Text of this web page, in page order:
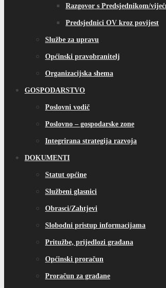
Razgovor s Predsjednikom/
Predsjednici OV kroz povijest
Službe za upravu
Općinski pravobranitelj
Organizacijska shema
GOSPODARSTVO
Poslovni vodič
Poslovno – gospodarske zone
Integrirana strategija razvoja
DOKUMENTI
Statut općine
Službeni glasnici
Obrasci/Zahtjevi
Slobodni pristup informacijama
Pritužbe, prijedlozi građana
Općinski proračun
Proračun za građane